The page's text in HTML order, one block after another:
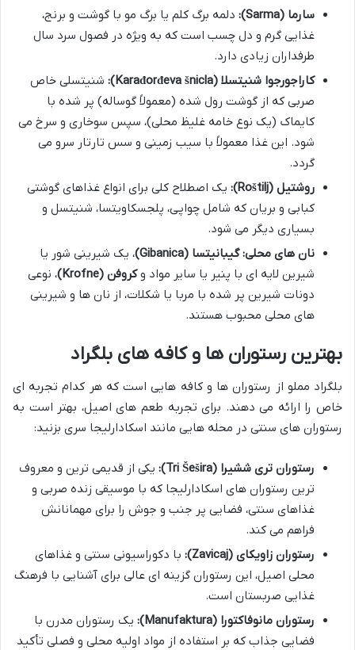
سارما (Sarma):
دلمه برگ کلم یا برگ مو با گوشت و برنج،
غذایی گرم و دل چسب است که به ویژه در فصول سرد سال
طرفداران زیادی دارد.
کاراجورجوا شنیتسلا (Karađorđeva šnicla):
شنیتسلی خاص
صربی که از گوشت رول شده (معمولاً گوساله) پر شده با
کایماک (یک نوع خامه غلیظ محلی)، سپس سوخاری و سرخ می
شود. این غذا معمولاً با سیب زمینی و سس تارتار سرو می
گردد.
روشتیل (Roštilj):
یک اصطلاح کلی برای انواع غذاهای گوشتی
کبابی و بریان که شامل چواپی، پلجسکاویتسا، شنیتسل و
بسیاری دیگر می شود.
نان های محلی: گیبانیتسا (Gibanica)
، یک شیرینی شور یا
شیرین لایه ای با پنیر یا سایر مواد وکروفن (Krofne)
، نوعی
دونات شیرین پر شده با مربا یا شکلات، از نان ها و شیرینی
های محلی محبوب هستند.
بهترین رستوران ها و کافه های بلگراد
بلگراد مملو از رستوران ها و کافه هایی است که هر کدام تجربه ای
خاص را ارائه می دهند. برای تجربه طعم های اصیل، بهتر است به
رستوران های سنتی در محله هایی مانند اسکادارلیجا سری بزنید:
رستوران تری ششیرا (Tri Šešira):
یکی از قدیمی ترین و معروف
ترین رستوران های اسکادارلیجا که با موسیقی زنده صربی و
غذاهای سنتی، فضایی پر جنب و جوش را برای مهمانانش
فراهم می کند.
رستوران زاویکای (Zavicaj):
با دکوراسیونی سنتی و غذاهای
محلی اصیل، این رستوران گزینه ای عالی برای آشنایی با فرهنگ
غذایی صربستان است.
رستوران مانوفاکتورا (Manufaktura):
یک رستوران مدرن با
فضایی جذاب که بر استفاده از مواد اولیه محلی و فصلی تأکید